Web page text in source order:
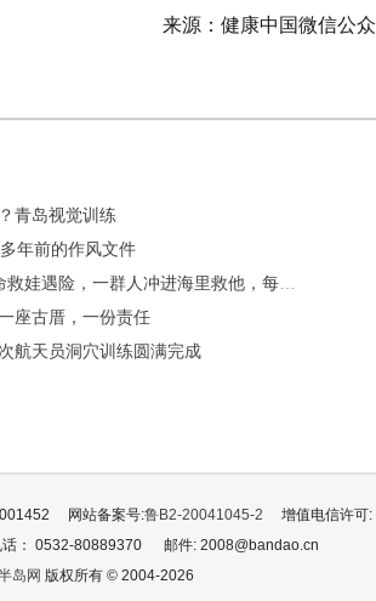
来源：健康中国微信公
青岛视觉训练
年前的作风文件
座古厝，一份责任
航天员洞穴训练圆满完成
网站备案号:鲁B2-20041045-2
增值电信许可
： 0532-80889370
邮件: 2008@bandao.cn
岛网 版权所有 © 2004-2026